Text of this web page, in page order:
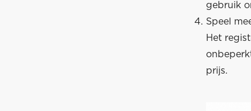
gebruik
Speel
Het
prijs.